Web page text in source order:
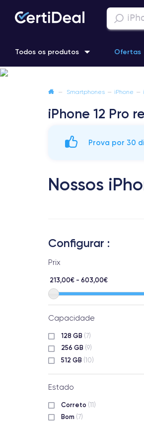
Todos os produtos Ofertas
iPhone 11 Pro
— Smartphones — iPhone —
iPhone 12 Pro
Prova por 30
Nossos
Configurar :
Prix
213,00€ - 603,00€
Capacidade
128 GB (7)
256 GB (9)
512 GB (10)
Estado
Correto (11)
Bom (7)